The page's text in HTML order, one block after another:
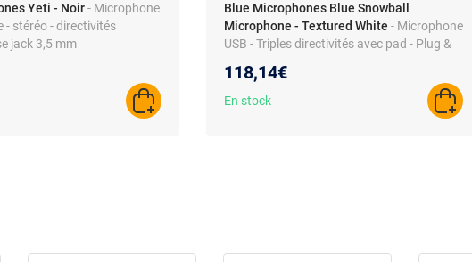
Yeti - Noir- Microphone
- stéréo - directivités
jack 3,5 mm
AJOUTER AU PANIER
Blue Microphones Blue Snowball
Microphone - Textured White - Microphone
USB - Triples directivités avec pad - Plug &
118,14€
En stock